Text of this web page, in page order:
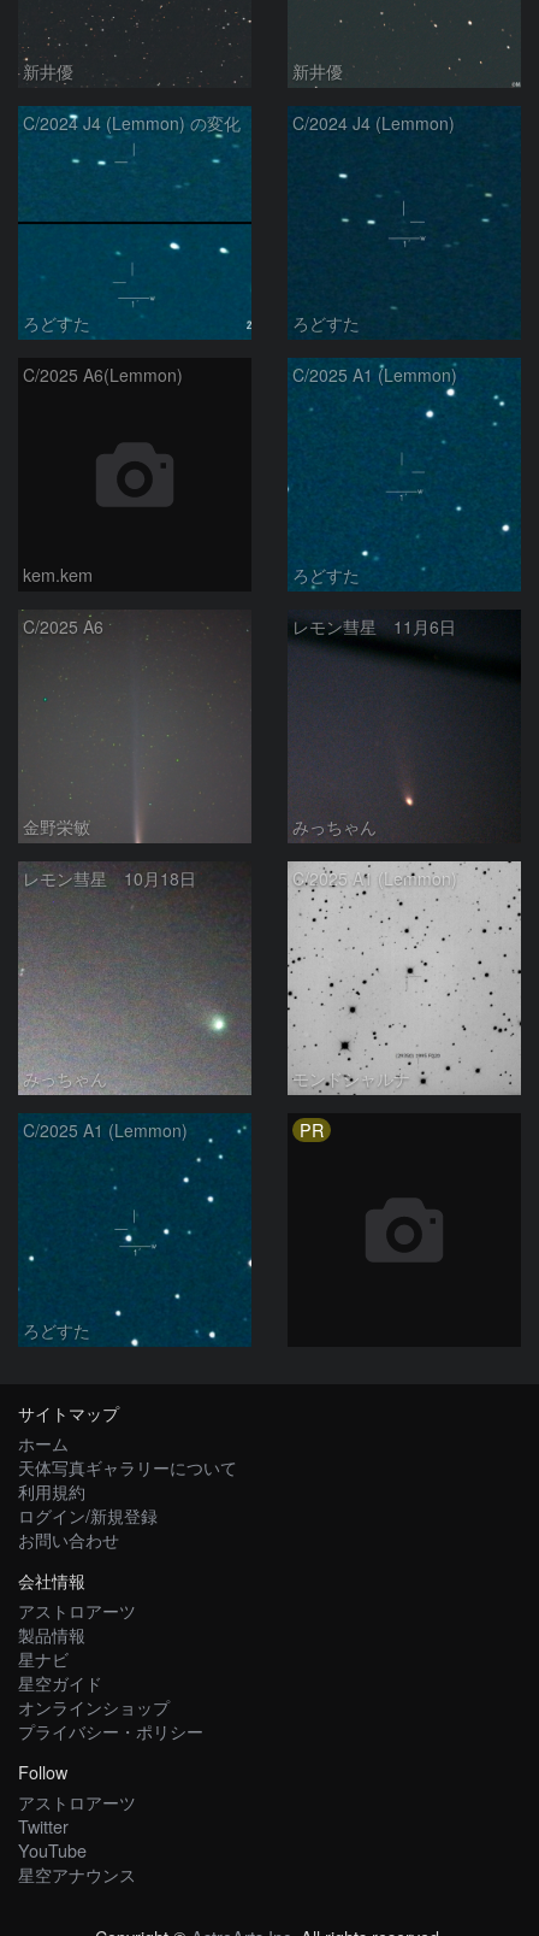
新井優 新井優
C/2024 J4 (Lemmon) の変化
ろどすた
C/2024 J4 (Lemmon)
ろどすた
C/2025 A6(Lemmon)
kem.kem
C/2025 A1 (Lemmon)
ろどすた
C/2025 A6
金野栄敏
レモン彗星 11月6日
みっちゃん
レモン彗星 10月18日
みっちゃん
C/2025 A1 (Lemmon)
モンドシャルナ
C/2025 A1 (Lemmon)
ろどすた
PR
サイトマップ
ホーム
天体写真ギャラリーについて
利用規約
ログイン/新規登録
お問い合わせ
会社情報
アストロアーツ
製品情報
星ナビ
星空ガイド
オンラインショップ
プライバシー・ポリシー
Follow
アストロアーツ
Twitter
YouTube
星空アナウンス